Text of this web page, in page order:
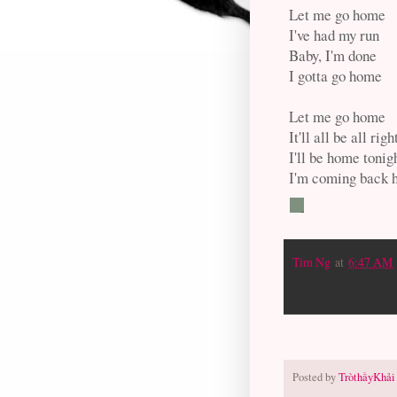
Let me go home
I've had my run
Baby, I'm done
I gotta go home
Let me go home
It'll all be all
I'll be home
I'm coming back
Tim Ng at 6:47 AM
Posted byTròthầyKhải